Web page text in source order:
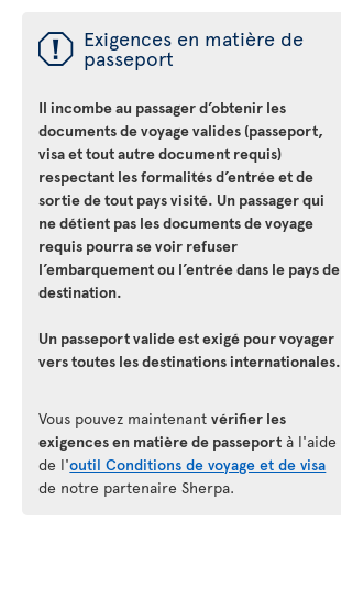
ü Exigences en matière de
passeport
Il incombe au passager d’obtenir les
documents de voyage valides (passeport,
visa et tout autre document requis)
respectant les formalités d’entrée et de
sortie de tout pays visité. Un passager qui
ne détient pas les documents de voyage
requis pourra se voir refuser
l’embarquement ou l’entrée dans le pays de
destination.
Un passeport valide est exigé pour voyager
vers toutes les destinations internationales.
Vous pouvez maintenantvérifier les
exigences en matière de passeport à l'aide
de l'outil Conditions de voyage et de visa
de notre partenaire Sherpa.